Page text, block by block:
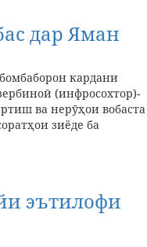
дар Яман
кардани
(инфросохтор)-
ва нерӯҳои вобаста
зиёде ба
эътилофи